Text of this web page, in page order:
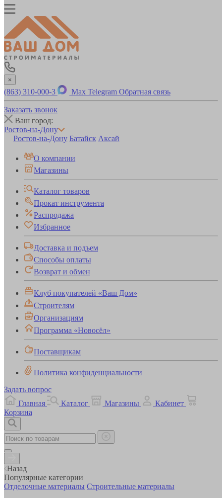
×
(863) 310-000-3 Max Telegram Обратная связь
Заказать звонок
Ваш город:
Ростов-на-Дону
Ростов-на-Дону Батайск Аксай
О компании
Магазины
Каталог товаров
Прокат инструмента
Распродажа
Избранное
Доставка и подъем
Способы оплаты
Возврат и обмен
Клуб покупателей «Ваш Дом»
Строителям
Организациям
Программа «Новосёл»
Поставщикам
Политика конфиденциальности
Задать вопрос
Главная
Каталог Магазины
Кабинет
Корзина
Назад
Популярные категории
Отделочные материалы Строительные материалы